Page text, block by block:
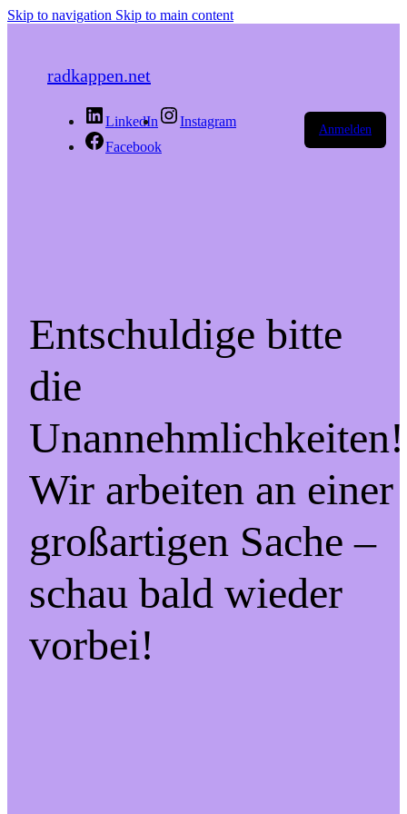
Skip to navigation Skip to main content
radkappen.net
LinkedIn
Instagram
Facebook
Anmelden
Entschuldige bitte
die
Unannehmlichkeiten!
Wir arbeiten an einer
großartigen Sache –
schau bald wieder
vorbei!